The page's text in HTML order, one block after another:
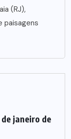
(RJ),
paisagens
janeiro de